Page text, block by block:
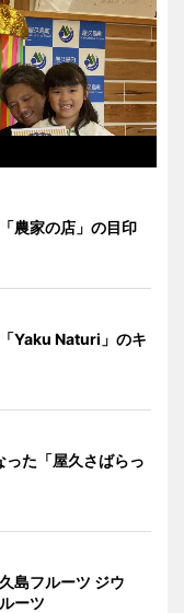
農家の店」の目印
Yaku Naturi」のキ
った「屋久さばらっ
島フルーツ ジウ
ーツ